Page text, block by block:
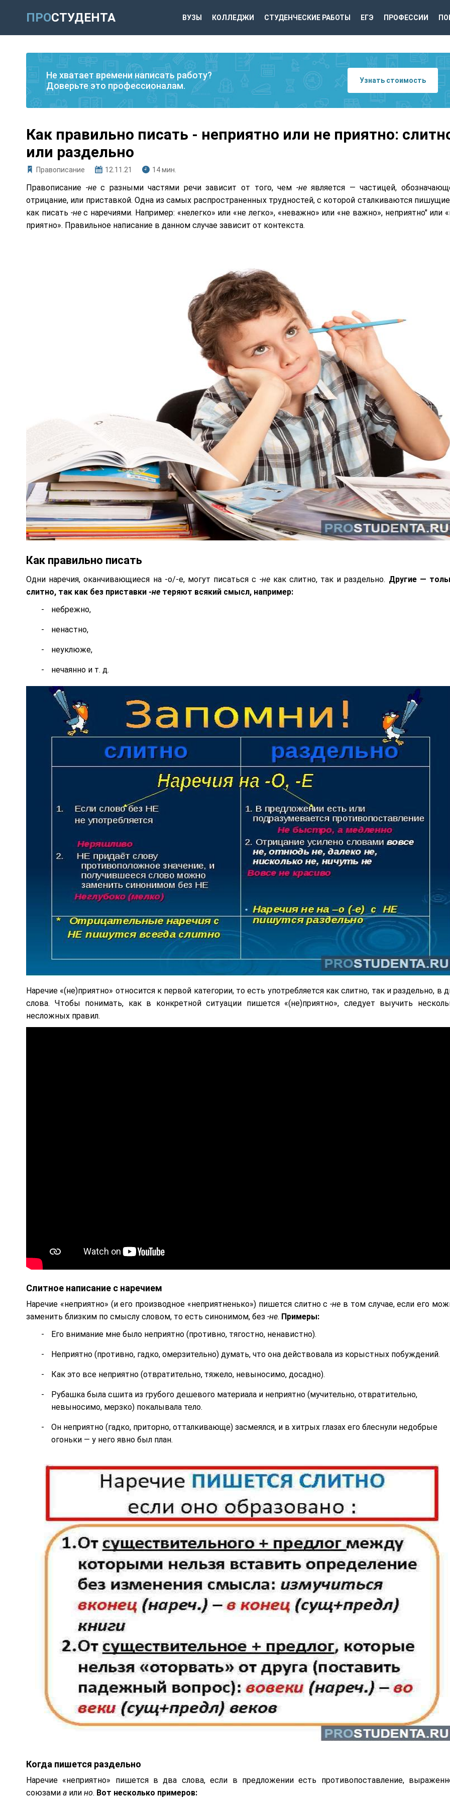
ПРОСТУДЕНТА ВУЗЫ КОЛЛЕДЖИ СТУДЕНЧЕСКИЕ РАБОТЫ ЕГЭ ПРОФЕССИИ
Не хватает времени написать работу?
Доверьте это профессионалам.
Узнать стоимость
Как правильно писать - неприятно или не приятно:
или раздельно
Правописание 12.11.21 14 мин.
Правописание -нес разными частями речи зависит от того, чем -неявляется — частицей,
отрицание, или приставкой. Одна из самых распространенных трудностей, с которой сталкиваются
как писать -нес наречиями. Например: «нелегко» или «не легко», «неважно» или «не важно», неприятно" или
приятно». Правильное написание в данном случае зависит от контекста.
Как правильно писать
Одни наречия, оканчивающиеся на -о/-е, могут писаться с -некак слитно, так и раздельно. Другие —
слитно, так как без приставки -не теряют всякий смысл, например:
небрежно,
ненастно,
неуклюже,
нечаянно и т. д.
Наречие «(не)приятно» относится к первой категории, то есть употребляется как слитно, так и раздельно, в
слова. Чтобы понимать, как в конкретной ситуации пишется «(не)приятно», следует выучить
несложных правил.
Слитное написание с наречием
Наречие «неприятно» (и его производное «неприятненько») пишется слитно с-не в том случае, если его
заменить близким по смыслу словом, то есть синонимом, без -не. Примеры:
Его внимание мне было неприятно (противно, тягостно, ненавистно).
Неприятно (противно, гадко, омерзительно) думать, что она действовала из корыстных побуждений.
Как это все неприятно (отвратительно, тяжело, невыносимо, досадно).
Рубашка была сшита из грубого дешевого материала и неприятно (мучительно, отвратительно,
невыносимо, мерзко) покалывала тело.
Он неприятно (гадко, приторно, отталкивающе) засмеялся, и в хитрых глазах его блеснули недобрые
огоньки — у него явно был план.
Когда пишется раздельно
Наречие «неприятно» пишется в два слова, если в предложении есть противопоставление,
союзами а или но. Вот несколько примеров: